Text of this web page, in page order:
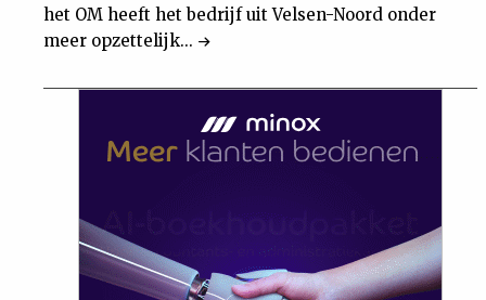
het OM heeft het bedrijf uit Velsen-Noord onder
meer opzettelijk...